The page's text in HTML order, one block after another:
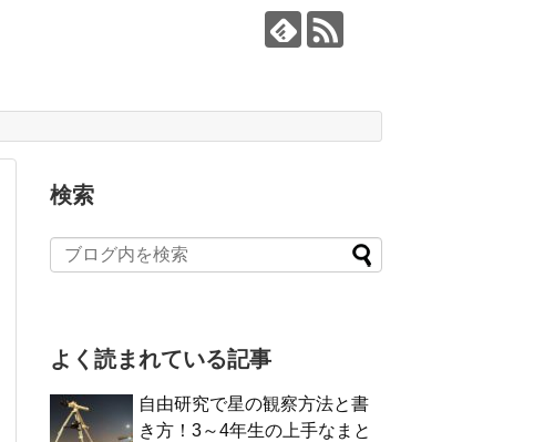
検索
よく読まれている記事
自由研究で星の観察方法と書
き方！3～4年生の上手なまと